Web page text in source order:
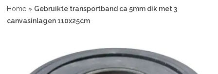
Home » Gebruikte transportband ca 5mm dik met 3
canvasinlagen 110x25cm